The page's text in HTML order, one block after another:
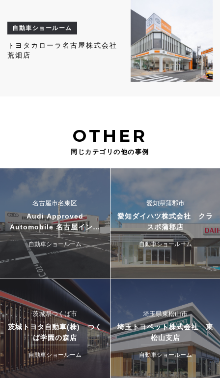
自動車ショールーム
トヨタカローラ名古屋株式会社
荒畑店
OTHER
同じカテゴリの他の事例
名古屋市名東区
Audi Approved
Automobile 名古屋インタ
ー・ドゥカティ名古屋イース
ト
自動車ショールーム
愛知県蒲郡市
愛知ダイハツ株式会社 クラ
スポ蒲郡店
自動車ショールーム
茨城県つくば市
茨城トヨタ自動車(株) つく
ば学園の森店
自動車ショールーム
埼玉県東松山市
埼玉トヨペット株式会社 東
松山支店
自動車ショールーム